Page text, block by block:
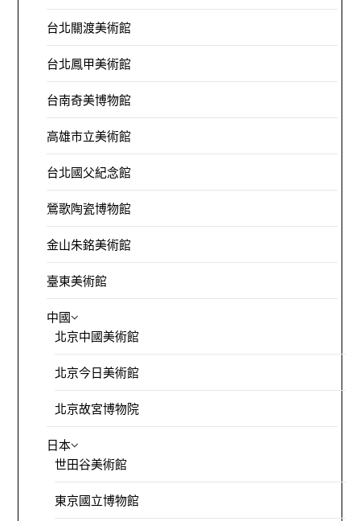
台北關渡美術館
台北鳳甲美術館
台南奇美博物館
高雄市立美術館
台北國父紀念館
鶯歌陶瓷博物館
金山朱銘美術館
臺東美術館
中國
北京中國美術館
北京今日美術館
北京故宮博物院
日本
世田谷美術館
東京國立博物館